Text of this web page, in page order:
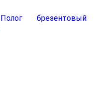
Полог брезентовый